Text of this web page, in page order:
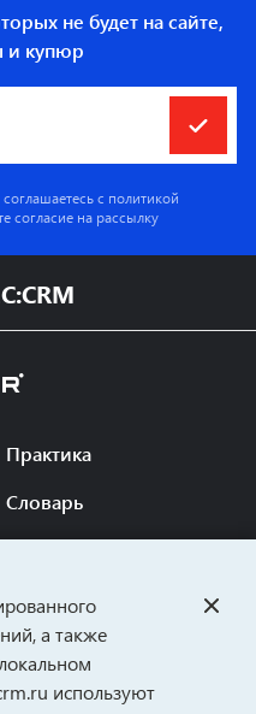
не будет на сайте,
и купюр
с политикой
согласие на рассылку
Практика
Словарь
а также
используют